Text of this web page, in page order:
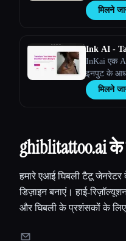
मिलने
Ink AI -
InKai एक
इनपुट के
है।
मिलने
ghiblitattoo.ai के
हमारे एआई घिबली टैटू
डिज़ाइन बनाएं। हाई-
और घिबली के प्रशंसकों के